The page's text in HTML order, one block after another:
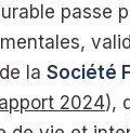
passe
la Société
2024),